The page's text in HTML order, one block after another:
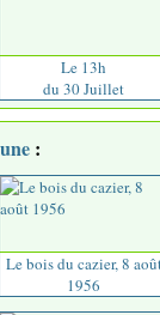
Le 13h
du 30 Juillet
:
Le bois du cazier, 8
1956